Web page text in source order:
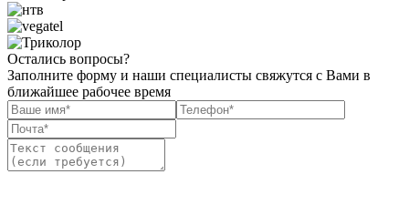
Остались вопросы?
Заполните форму и наши специалисты свяжутся с Вами в
ближайшее рабочее время